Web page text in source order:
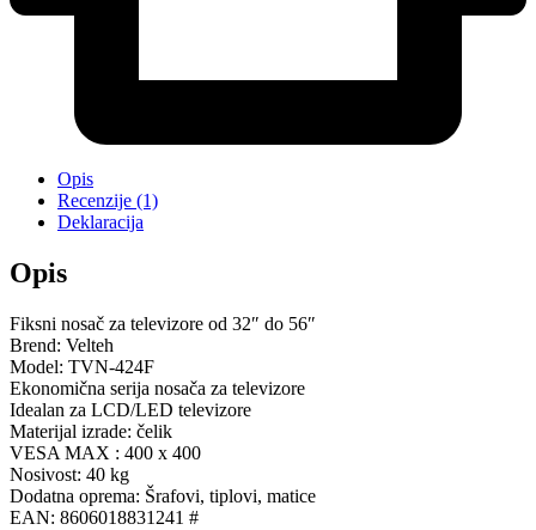
Opis
Recenzije (1)
Deklaracija
Opis
Fiksni nosač za televizore od 32″ do 56″
Brend: Velteh
Model: TVN-424F
Ekonomična serija nosača za televizore
Idealan za LCD/LED televizore
Materijal izrade: čelik
VESA MAX : 400 x 400
Nosivost: 40 kg
Dodatna oprema: Šrafovi, tiplovi, matice
EAN: 8606018831241 #